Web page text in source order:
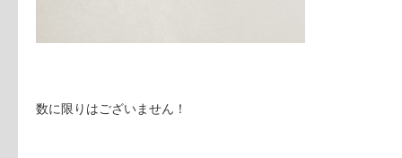
数に限りはございません！